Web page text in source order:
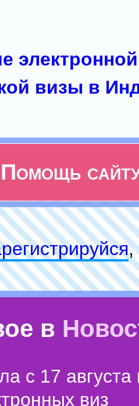
электронной
визы в
Помощь
,
в
с 17 августа
виз